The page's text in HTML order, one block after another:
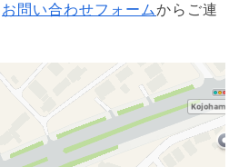
お問い合わせフォームからご連